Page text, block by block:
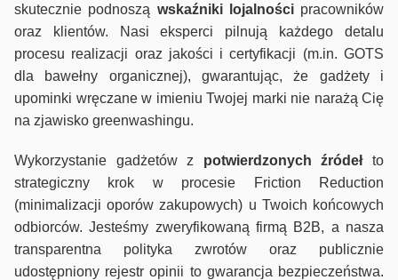
skutecznie podnoszą wskaźniki lojalnościpracowników
oraz klientów. Nasi eksperci pilnują każdego detalu
procesu realizacji oraz jakości i certyfikacji (m.in. GOTS
dla bawełny organicznej), gwarantując, że gadżety i
upominki wręczane w imieniu Twojej marki nie narażą Cię
na zjawisko greenwashingu.
Wykorzystanie gadżetów z potwierdzonych źródełto
strategiczny krok w procesie Friction Reduction
(minimalizacji oporów zakupowych) u Twoich końcowych
odbiorców. Jesteśmy zweryfikowaną firmą B2B, a nasza
transparentna polityka zwrotów oraz publicznie
udostępniony rejestr opinii to gwarancja bezpieczeństwa.